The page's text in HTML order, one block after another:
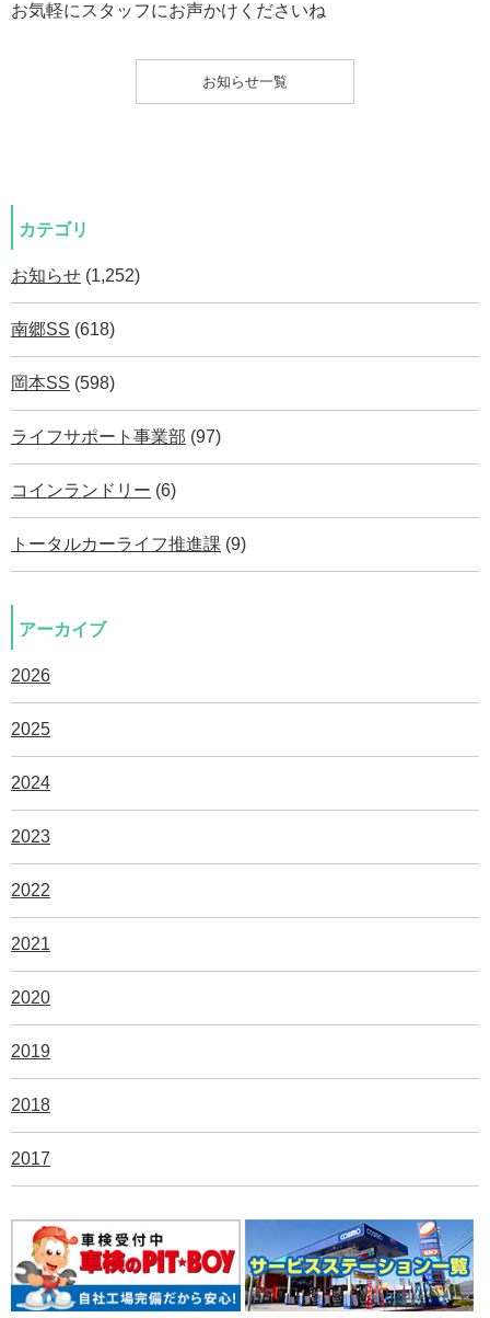
お気軽にスタッフにお声かけくださいね
お知らせ一覧
カテゴリ
お知らせ (1,252)
南郷SS (618)
岡本SS (598)
ライフサポート事業部 (97)
コインランドリー (6)
トータルカーライフ推進課 (9)
アーカイブ
2026
2025
2024
2023
2022
2021
2020
2019
2018
2017